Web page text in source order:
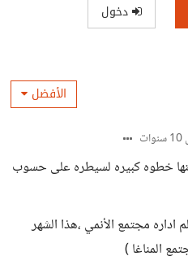
دخول
الأفضل
خطوه كبيره لسيطره على حسوب
مجتمع الأنمي ،هذا الشهر
المناغا )